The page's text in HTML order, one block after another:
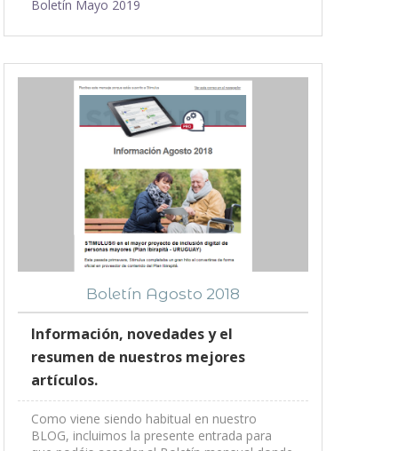
Boletín Mayo 2019
Boletín Agosto 2018
Información, novedades y el
resumen de nuestros mejores
artículos.
Como viene siendo habitual en nuestro
BLOG, incluimos la presente entrada para